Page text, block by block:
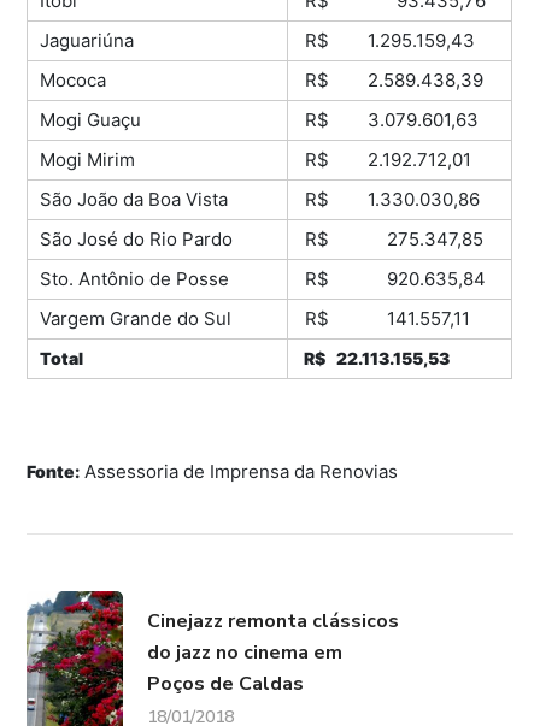
Jaguariúna
R$ 1.295.159,43
Mococa
R$ 2.589.438,39
Mogi Guaçu
R$ 3.079.601,63
Mogi Mirim
R$ 2.192.712,01
São João da Boa Vista
R$ 1.330.030,86
São José do Rio Pardo
R$ 275.347,85
Sto. Antônio de Posse
R$ 920.635,84
Vargem Grande do Sul
R$ 141.557,11
Total R$ 22.113.155,53
Fonte: Assessoria de Imprensa da Renovias
Cinejazz remonta clássicos
do jazz no cinema em
Poços de Caldas
18/01/2018